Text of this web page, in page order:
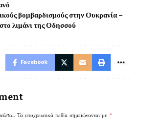
βομβαρδισμούς στην Ουκρανία –
λιμάνι της Οδησσού
Facebook
Τα υποχρεωτικά πεδία σημειώνονται με *